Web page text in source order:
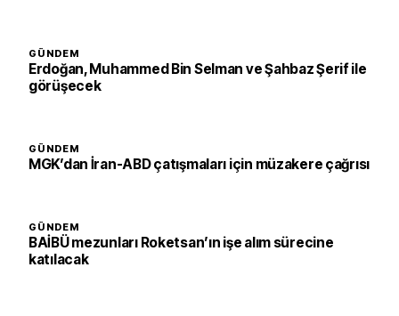
GÜNDEM
Erdoğan, Muhammed Bin Selman ve Şahbaz Şerif ile
görüşecek
GÜNDEM
MGK’dan İran-ABD çatışmaları için müzakere çağrısı
GÜNDEM
BAİBÜ mezunları Roketsan’ın işe alım sürecine
katılacak